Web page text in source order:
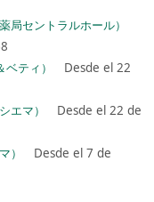
セントラルホール）
ティ）
Desde el 22
エマ）
Desde el 22 de
）
Desde el 7 de